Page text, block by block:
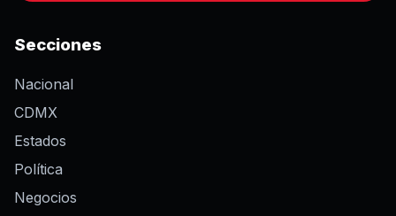
Secciones
Nacional
CDMX
Estados
Política
Negocios